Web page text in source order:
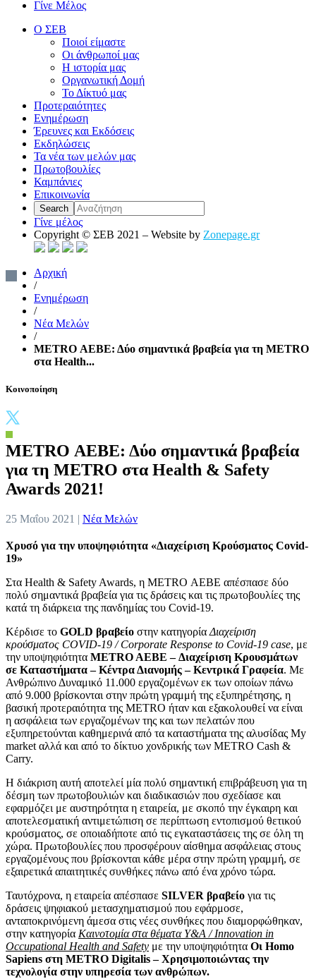
Γίνε Μέλος
Ο ΣΕΒ
Ποιοί είμαστε
Οι άνθρωποί μας
Η ιστορία μας
Οργανωτική Δομή
Το Δίκτυό μας
Προτεραιότητες
Ενημέρωση
Έρευνες και Εκδόσεις
Εκδηλώσεις
Τα νέα των μελών μας
Πρωτοβουλίες
Καμπάνιες
Επικοινωνία
Γίνε μέλος
Copyright © ΣΕΒ 2021 – Website by Zonepage.gr
Αρχική
/
Ενημέρωση
/
Νέα Μελών
/
METRO ΑΕΒΕ: Δύο σημαντικά βραβεία για τη METRO
στα Health...
Κοινοποίηση
METRO ΑΕΒΕ: Δύο σημαντικά βραβεία
για τη METRO στα Health & Safety
Awards 2021!
25 Μαΐου 2021 | Νέα Μελών
Χρυσό για την υποψηφιότητα «Διαχείριση Κρούσματος Covid-
19»
Στα Health & Safety Awards, η METRO ΑΕΒΕ απέσπασε δύο
πολύ σημαντικά βραβεία για τις δράσεις και τις πρωτοβουλίες της
κατά τη διάρκεια της πανδημίας του Covid-19.
Κέρδισε το GOLD βραβείο στην κατηγορία Διαχείριση
κρούσματος COVID-19 / Corporate Response to Covid-19 case, με
την υποψηφιότητα METRO AEBE – Διαχείριση Κρουσμάτων
σε Καταστήματα – Κέντρα Διανομής – Κεντρικά́ Γραφεία. Με
Ανθρώπινο Δυναμικό 11.000 εργαζομένων εκ των οποίων πάνω
από 9.000 βρίσκονται στην πρώτη γραμμή της εξυπηρέτησης, η
βασική προτεραιότητα της METRO ήταν και εξακολουθεί να είναι
η ασφάλεια των εργαζομένων της και των πελατών που
εξυπηρετούνται καθημερινά από τα καταστήματα της αλυσίδας My
market αλλά και από το δίκτυο χονδρικής των METRO Cash &
Carry.
Η διάκριση αυτή αποτελεί μία πολύ σημαντική επιβράβευση για τη
δέσμη των πρωτοβουλιών και διαδικασιών που σχεδίασε και
εφαρμόζει με αυστηρότητα η εταιρεία, με σκοπό την έγκαιρη και
αποτελεσματική αντιμετώπιση σε περίπτωση εντοπισμού θετικού
κρούσματος, σε οποιαδήποτε από τις εγκαταστάσεις της σε όλη τη
χώρα. Πρωτοβουλίες που προσφέρουν αίσθημα ασφάλειας στους
εργαζομένους που βρίσκονται κάθε μέρα στην πρώτη γραμμή, σε
εξαιρετικά απαιτητικές συνθήκες πάνω από ένα χρόνο τώρα.
Ταυτόχρονα, η εταιρεία απέσπασε SILVER βραβείο για τις
δράσεις ψηφιακού μετασχηματισμού που εφάρμοσε,
ανταποκρινόμενη άμεσα στις νέες συνθήκες που διαμορφώθηκαν,
στην κατηγορία Καινοτομία στα θέματα Υ&Α / Innovation in
Occupational Health and Safety με την υποψηφιότητα Οι Homo
Sapiens στη METRO Digitalis – Χρησιμοποιώντας την
τεχνολογία στην υπηρεσία των ανθρώπων.